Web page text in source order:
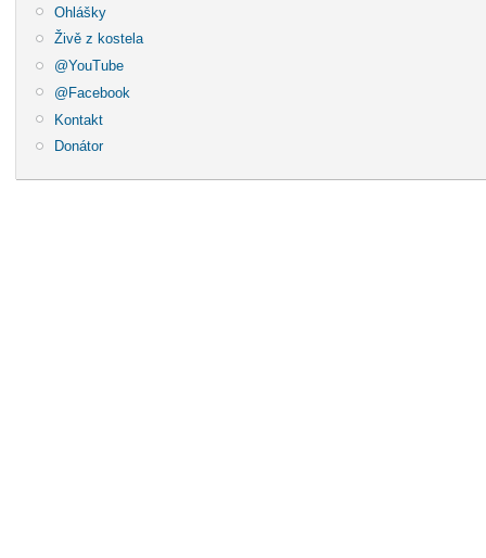
Ohlášky
Živě z kostela
@YouTube
@Facebook
Kontakt
Donátor